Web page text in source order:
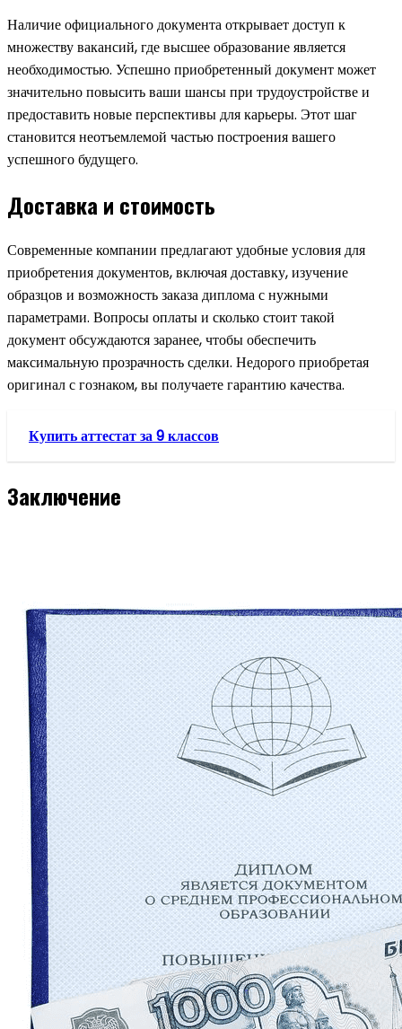
Наличие официального документа открывает доступ к
множеству вакансий, где высшее образование является
необходимостью. Успешно приобретенный документ может
значительно повысить ваши шансы при трудоустройстве и
предоставить новые перспективы для карьеры. Этот шаг
становится неотъемлемой частью построения вашего
успешного будущего.
Доставка и стоимость
Современные компании предлагают удобные условия для
приобретения документов, включая доставку, изучение
образцов и возможность заказа диплома с нужными
параметрами. Вопросы оплаты и сколько стоит такой
документ обсуждаются заранее, чтобы обеспечить
максимальную прозрачность сделки. Недорого приобретая
оригинал с гознаком, вы получаете гарантию качества.
Купить аттестат за 9 классов
Заключение